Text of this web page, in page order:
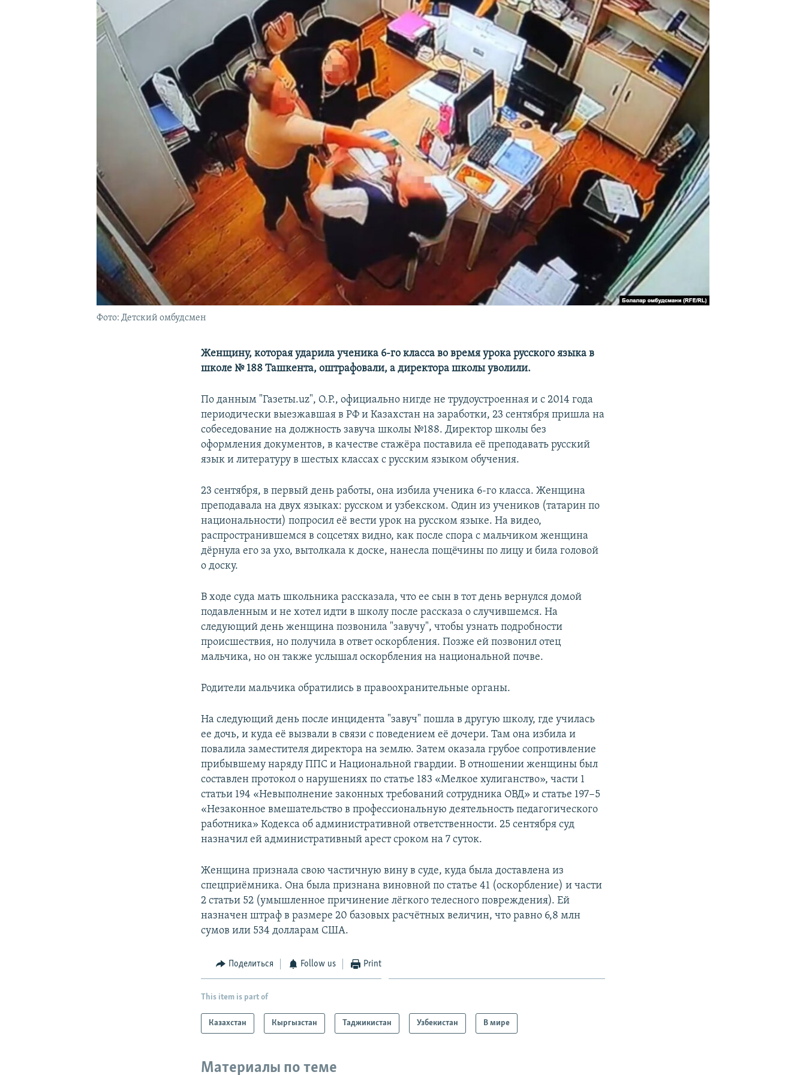
Фото: Детский омбудсмен
Женщину, которая ударила ученика 6-го класса во время урока русского языка в
школе № 188 Ташкента, оштрафовали, а директора школы уволили.
По данным "Газеты.uz", О.Р., официально нигде не трудоустроенная и с 2014 года
периодически выезжавшая в РФ и Казахстан на заработки, 23 сентября пришла на
собеседование на должность завуча школы №188. Директор школы без
оформления документов, в качестве стажёра поставила её преподавать русский
язык и литературу в шестых классах с русским языком обучения.
23 сентября, в первый день работы, она избила ученика 6-го класса. Женщина
преподавала на двух языках: русском и узбекском. Один из учеников (татарин по
национальности) попросил её вести урок на русском языке. На видео,
распространившемся в соцсетях видно, как после спора с мальчиком женщина
дёрнула его за ухо, вытолкала к доске, нанесла пощёчины по лицу и била головой
о доску.
В ходе суда мать школьника рассказала, что ее сын в тот день вернулся домой
подавленным и не хотел идти в школу после рассказа о случившемся. На
следующий день женщина позвонила "завучу", чтобы узнать подробности
происшествия, но получила в ответ оскорбления. Позже ей позвонил отец
мальчика, но он также услышал оскорбления на национальной почве.
Родители мальчика обратились в правоохранительные органы.
На следующий день после инцидента "завуч" пошла в другую школу, где училась
ее дочь, и куда её вызвали в связи с поведением её дочери. Там она избила и
повалила заместителя директора на землю. Затем оказала грубое сопротивление
прибывшему наряду ППС и Национальной гвардии. В отношении женщины был
составлен протокол о нарушениях по статье 183 «Мелкое хулиганство», части 1
статьи 194 «Невыполнение законных требований сотрудника ОВД» и статье 197−5
«Незаконное вмешательство в профессиональную деятельность педагогического
работника» Кодекса об административной ответственности. 25 сентября суд
назначил ей административный арест сроком на 7 суток.
Женщина признала свою частичную вину в суде, куда была доставлена из
спецприёмника. Она была признана виновной по статье 41 (оскорбление) и части
2 статьи 52 (умышленное причинение лёгкого телесного повреждения). Ей
назначен штраф в размере 20 базовых расчётных величин, что равно 6,8 млн
сумов или 534 долларам США.
Поделиться Follow us Print
This item is part of
Казахстан Кыргызстан Таджикистан Узбекистан В мире
Материалы по теме